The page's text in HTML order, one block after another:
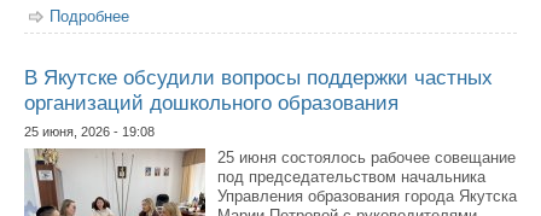
Подробнее
лагерь Якутска — 2026»
В Якутске обсудили вопросы поддержки частных
организаций дошкольного образования
25 июня, 2026 - 19:08
25 июня состоялось рабочее совещание
под председательством начальника
Управления образования города Якутска